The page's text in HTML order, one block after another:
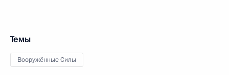
Темы
Вооружённые Силы